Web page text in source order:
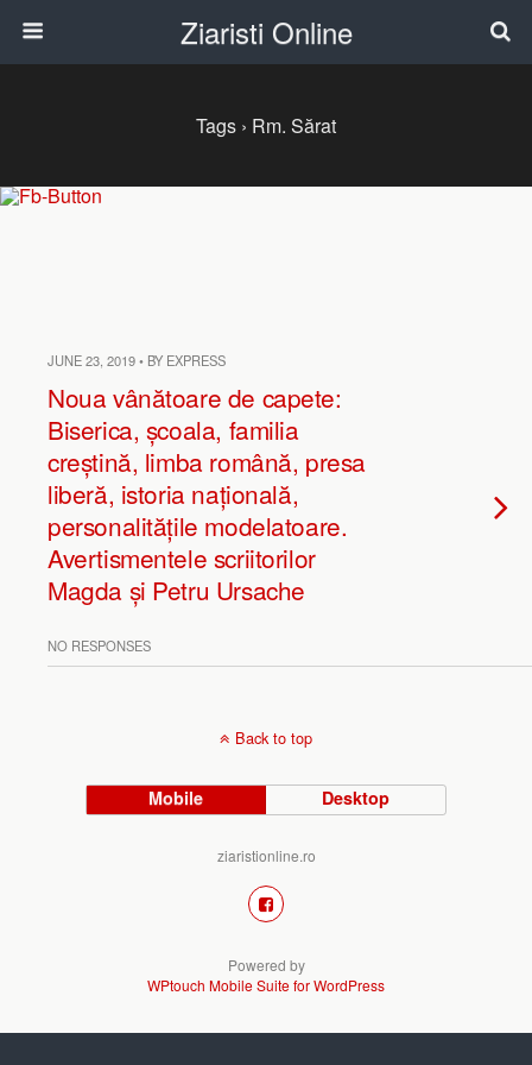
Ziaristi Online
Tags › Rm. Sărat
JUNE 23, 2019 • BY EXPRESS
Noua vânătoare de capete:
Biserica, școala, familia
creștină, limba română, presa
liberă, istoria națională,
personalitățile modelatoare.
Avertismentele scriitorilor
Magda și Petru Ursache
NO RESPONSES
Back to top
Mobile Desktop
ziaristionline.ro
Powered by
WPtouch Mobile Suite for WordPress